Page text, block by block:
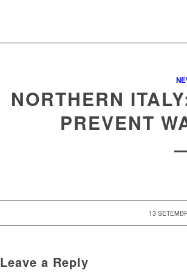
NORTHERN
PREVENT
13 /
Leave a Reply